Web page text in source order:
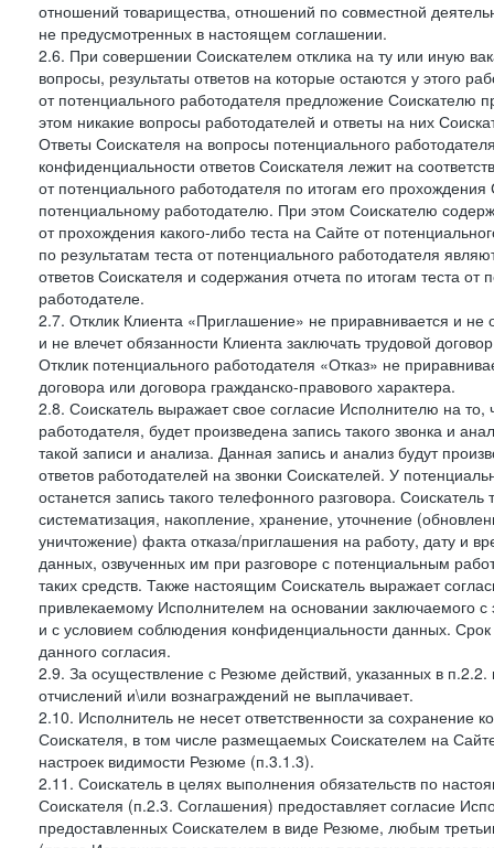
отношений товарищества, отношений по совместной
не предусмотренных в настоящем соглашении.
2.6. При совершении Соискателем отклика на ту или иную
вопросы, результаты ответов на которые остаются у этого
от потенциального работодателя предложение Соискателю
этом никакие вопросы работодателей и ответы на них
Ответы Соискателя на вопросы потенциального
конфиденциальности ответов Соискателя лежит на
от потенциального работодателя по итогам его
потенциальному работодателю. При этом Соискателю
от прохождения какого-либо теста на Сайте от
по результатам теста от потенциального работодателя
ответов Соискателя и содержания отчета по итогам теста
работодателе.
2.7. Отклик Клиента «Приглашение» не приравнивается и
и не влечет обязанности Клиента заключать трудовой
Отклик потенциального работодателя «Отказ» не
договора или договора гражданско-правового характера.
2.8. Соискатель выражает свое согласие Исполнителю на
работодателя, будет произведена запись такого звонка и
такой записи и анализа. Данная запись и анализ будут
ответов работодателей на звонки Соискателей. У
останется запись такого телефонного разговора.
систематизация, накопление, хранение, уточнение
уничтожение) факта отказа/приглашения на работу, дату и
данных, озвученных им при разговоре с потенциальным
таких средств. Также настоящим Соискатель выражает
привлекаемому Исполнителем на основании заключаемого
и с условием соблюдения конфиденциальности данных.
данного согласия.
2.9. За осуществление с Резюме действий, указанных в
отчислений и\или вознаграждений не выплачивает.
2.10. Исполнитель не несет ответственности за
Соискателя, в том числе размещаемых Соискателем на
настроек видимости Резюме (п.3.1.3).
2.11. Соискатель в целях выполнения обязательств по
Соискателя (п.2.3. Соглашения) предоставляет согласие
предоставленных Соискателем в виде Резюме, любым